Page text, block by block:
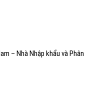
– Nhà Nhập khẩu và Phân